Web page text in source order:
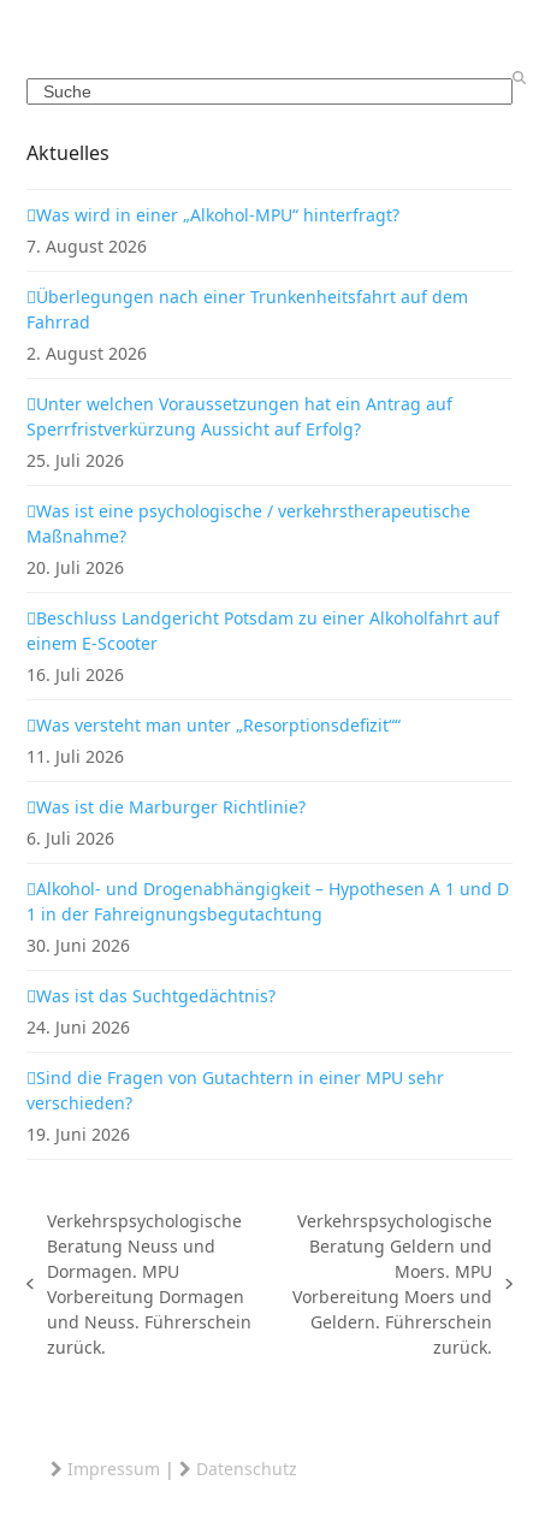
Search
Aktuelles
Was wird in einer „Alkohol-MPU“ hinterfragt?
7. August 2026
Überlegungen nach einer Trunkenheitsfahrt auf dem
Fahrrad
2. August 2026
Unter welchen Voraussetzungen hat ein Antrag auf
Sperrfristverkürzung Aussicht auf Erfolg?
25. Juli 2026
Was ist eine psychologische / verkehrstherapeutische
Maßnahme?
20. Juli 2026
Beschluss Landgericht Potsdam zu einer Alkoholfahrt auf
einem E-Scooter
16. Juli 2026
Was versteht man unter „Resorptionsdefizit““
11. Juli 2026
Was ist die Marburger Richtlinie?
6. Juli 2026
Alkohol- und Drogenabhängigkeit – Hypothesen A 1 und D
1 in der Fahreignungsbegutachtung
30. Juni 2026
Was ist das Suchtgedächtnis?
24. Juni 2026
Sind die Fragen von Gutachtern in einer MPU sehr
verschieden?
19. Juni 2026
vorheriger
Beitrag:
Verkehrspsychologische
Beratung Neuss und
Dormagen. MPU
Vorbereitung Dormagen
und Neuss. Führerschein
zurück.
Nächster
Beitrag:
Verkehrspsychologische
Beratung Geldern und
Moers. MPU
Vorbereitung Moers und
Geldern. Führerschein
zurück.
Impressum | Datenschutz